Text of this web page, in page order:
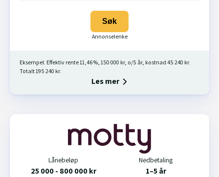
Søk
Eksempel: Effektiv rente 11,46 %, 150 000 kr, o/5 år, kostnad 45 240 kr.
Totalt 195 240 kr.
Les mer
Lånebeløp
25 000 - 800 000 kr
Nedbetaling
1–5 år